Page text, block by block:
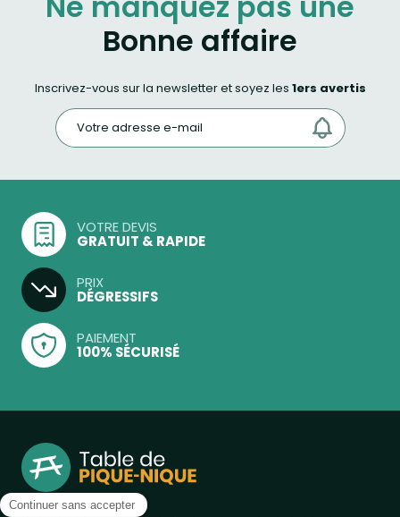
Bonne affaire
Inscrivez-vous sur la newsletter et soyez les 1ers avertis
VOTRE DEVIS
GRATUIT & RAPIDE
PRIX
DÉGRESSIFS
PAIEMENT
100% SÉCURISÉ